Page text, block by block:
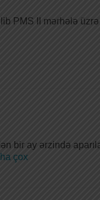
PMS II mərhələ üzrə
bir ay ərzində
çox